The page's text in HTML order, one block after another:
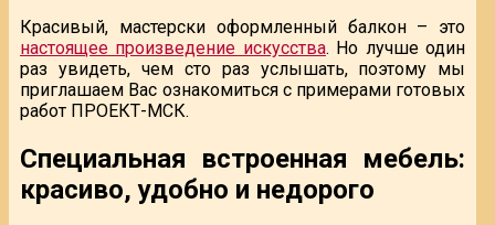
Красивый, мастерски оформленный балкон – это
настоящее произведение искусства. Но лучше один
раз увидеть, чем сто раз услышать, поэтому мы
приглашаем Вас ознакомиться с примерами готовых
работ ПРОЕКТ-МСК.
Специальная встроенная мебель:
красиво, удобно и недорого